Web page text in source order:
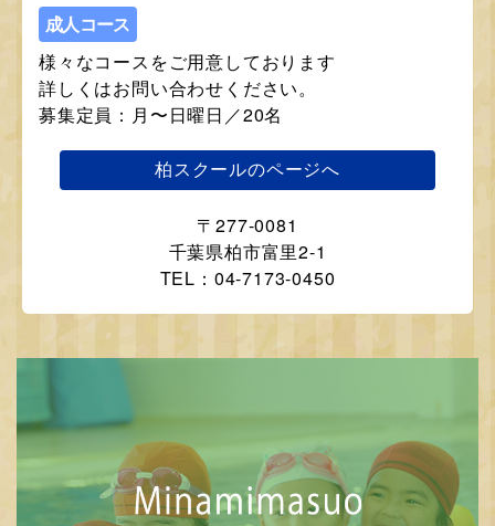
成人コース
様々なコースをご用意しております
詳しくはお問い合わせください。
募集定員：月〜日曜日／20名
柏スクールのページへ
〒277-0081
千葉県柏市富里2-1
TEL：04-7173-0450